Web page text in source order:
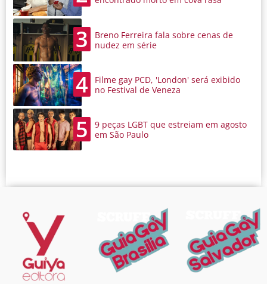
3
Breno Ferreira fala sobre cenas de
nudez em série
4
Filme gay PCD, 'London' será exibido
no Festival de Veneza
5
9 peças LGBT que estreiam em agosto
em São Paulo